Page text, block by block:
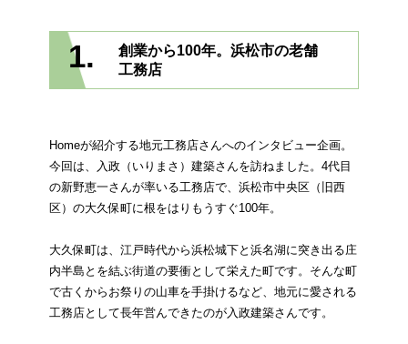
1.
創業から100年。浜松市の老舗
工務店
Homeが紹介する地元工務店さんへのインタビュー企画。
今回は、入政（いりまさ）建築さんを訪ねました。4代目
の新野恵一さんが率いる工務店で、浜松市中央区（旧西
区）の大久保町に根をはりもうすぐ100年。
大久保町は、江戸時代から浜松城下と浜名湖に突き出る庄
内半島とを結ぶ街道の要衝として栄えた町です。そんな町
で古くからお祭りの山車を手掛けるなど、地元に愛される
工務店として長年営んできたのが入政建築さんです。